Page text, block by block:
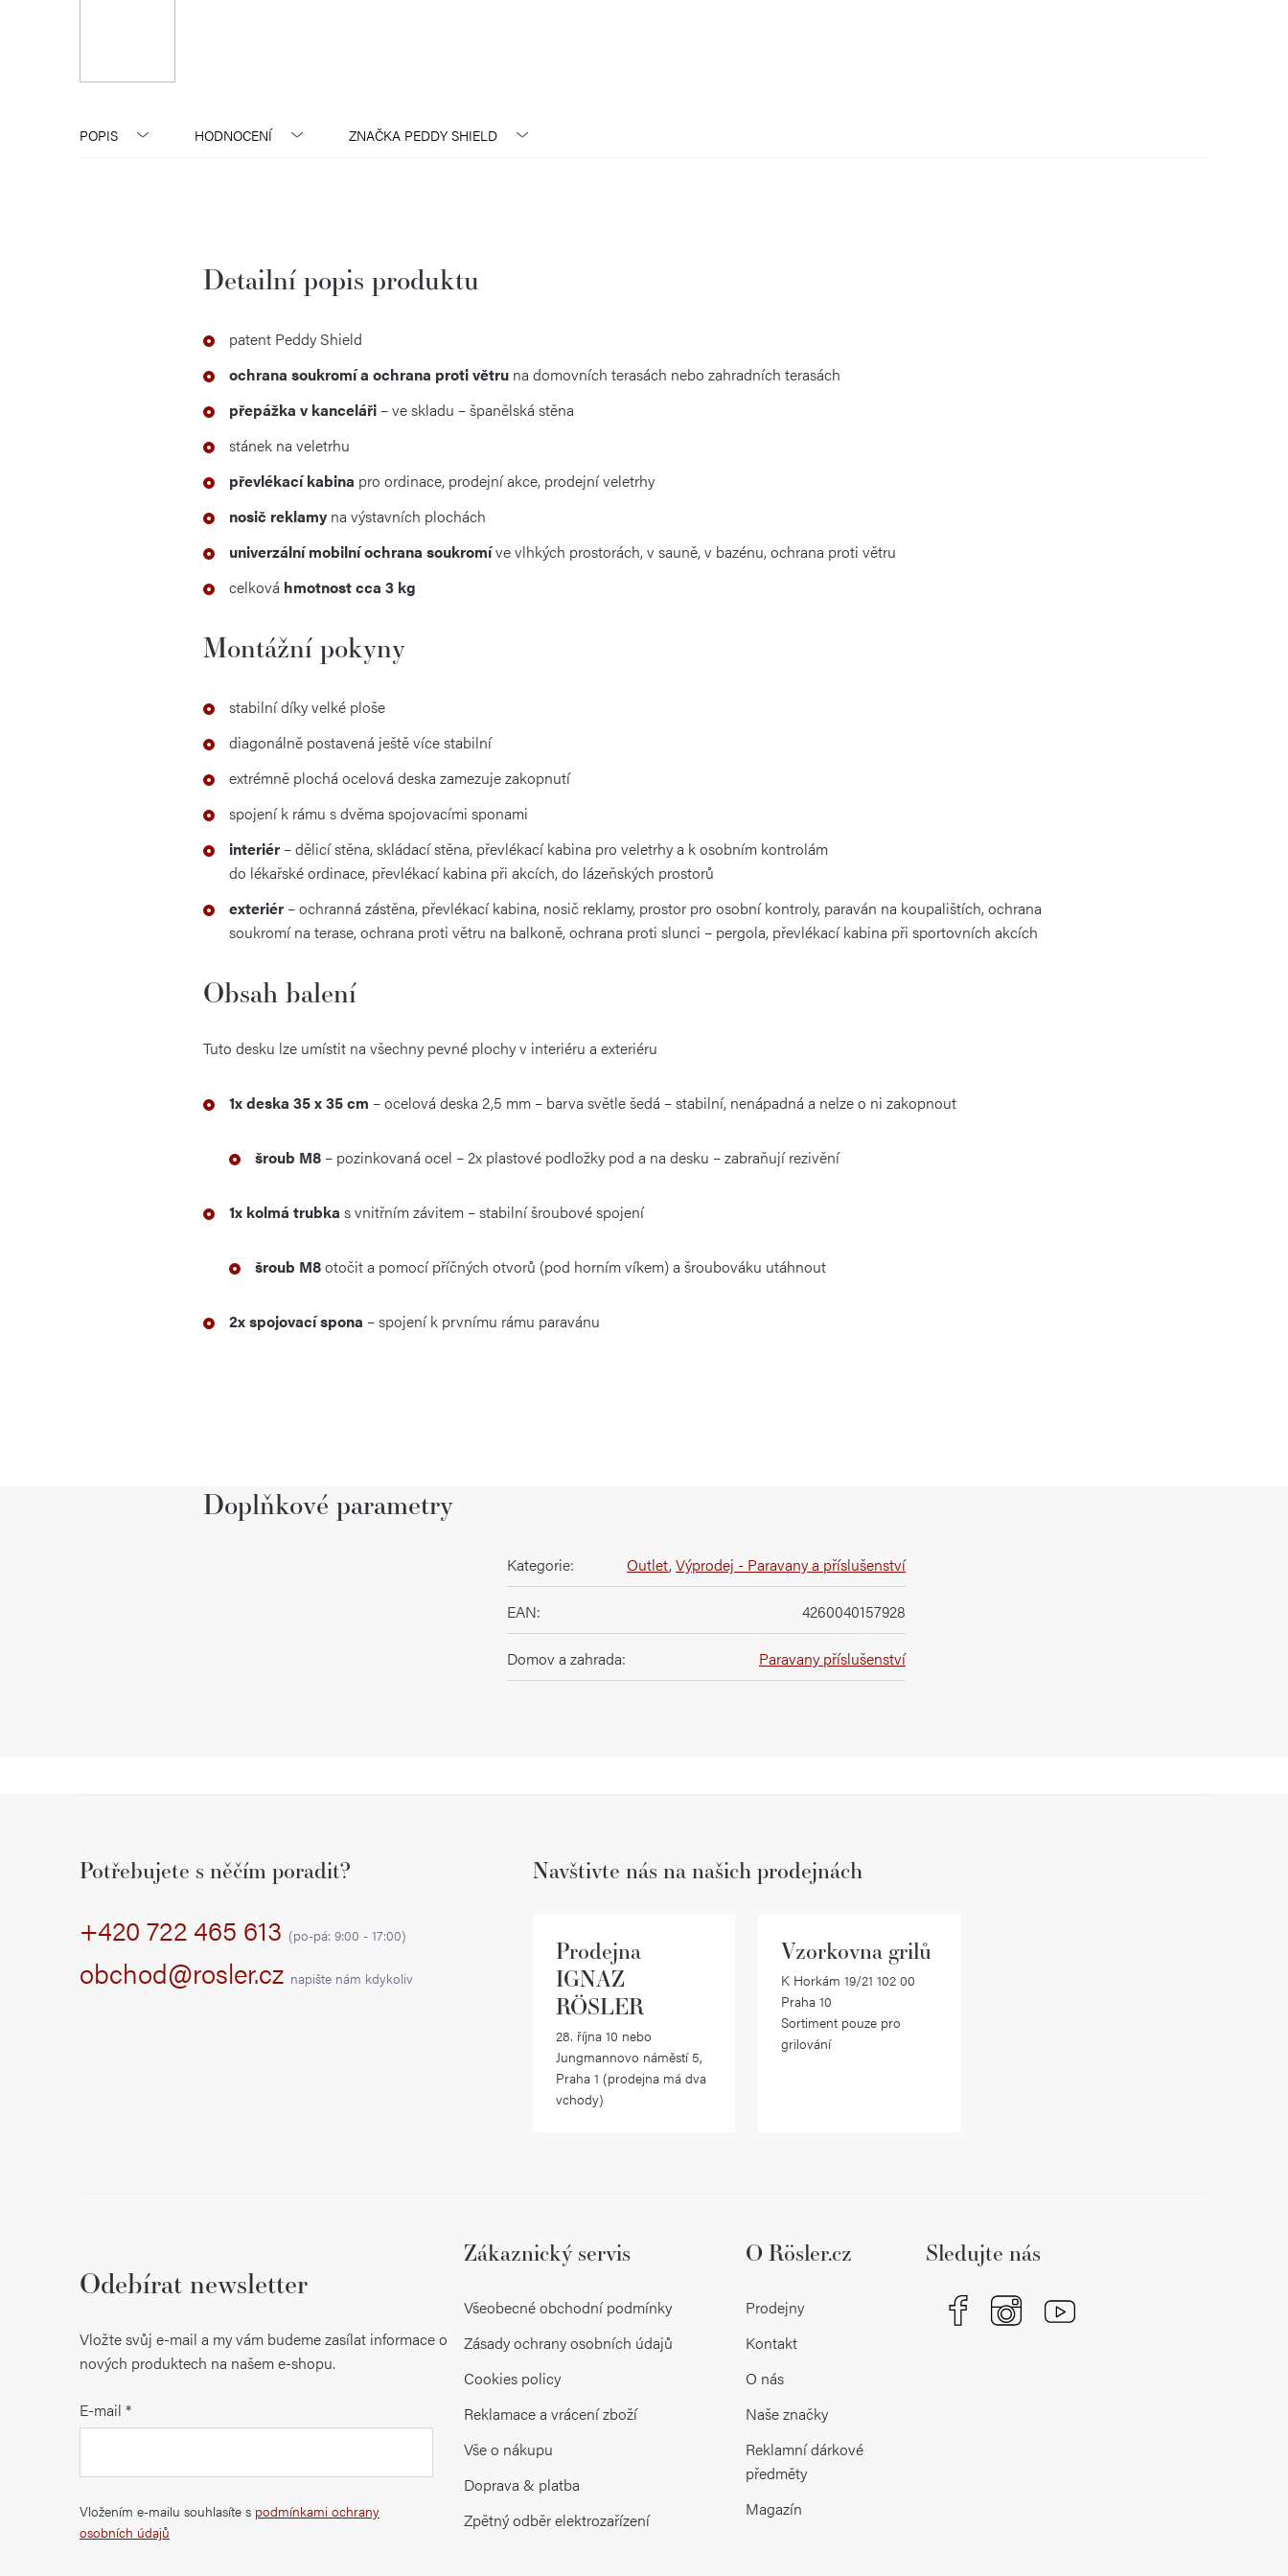
POPIS HODNOCENÍ ZNAČKA PEDDY SHIELD
Detailní popis produktu
patent Peddy Shield
ochrana soukromí a ochrana proti větru na domovních terasách nebo zahradních terasách
přepážka v kanceláři – ve skladu – španělská stěna
stánek na veletrhu
převlékací kabina pro ordinace, prodejní akce, prodejní veletrhy
nosič reklamy na výstavních plochách
univerzální mobilní ochrana soukromíve vlhkých prostorách, v sauně, v bazénu, ochrana proti větru
celková hmotnost cca 3 kg
Montážní pokyny
stabilní díky velké ploše
diagonálně postavená ještě více stabilní
extrémně plochá ocelová deska zamezuje zakopnutí
spojení k rámu s dvěma spojovacími sponami
interiér – dělicí stěna, skládací stěna, převlékací kabina pro veletrhy a k osobním kontrolám
do lékařské ordinace, převlékací kabina při akcích, do lázeňských prostorů
exteriér – ochranná zástěna, převlékací kabina, nosič reklamy, prostor pro osobní kontroly, paraván na koupalištích, ochrana
soukromí na terase, ochrana proti větru na balkoně, ochrana proti slunci – pergola, převlékací kabina při sportovních akcích
Obsah balení
Tuto desku lze umístit na všechny pevné plochy v interiéru a exteriéru
1x deska 35 x 35 cm – ocelová deska 2,5 mm – barva světle šedá – stabilní, nenápadná a nelze o ni zakopnout
šroub M8 – pozinkovaná ocel – 2x plastové podložky pod a na desku – zabraňují rezivění
1x kolmá trubka s vnitřním závitem – stabilní šroubové spojení
šroub M8otočit a pomocí příčných otvorů (pod horním víkem) a šroubováku utáhnout
2x spojovací spona – spojení k prvnímu rámu paravánu
Doplňkové parametry
Kategorie: Outlet,Výprodej - Paravany a příslušenství
EAN: 4260040157928
Domov a zahrada: Paravany příslušenství
Potřebujete s něčím poradit?
+420 722 465 613 (po-pá: 9:00 - 17:00)
obchod@rosler.cz napište nám kdykoliv
Navštivte nás na našich prodejnách
Prodejna
IGNAZ
RÖSLER
28. října 10 nebo
Jungmannovo náměstí 5,
Praha 1 (prodejna má dva
vchody)
Vzorkovna grilů
K Horkám 19/21 102 00
Praha 10
Sortiment pouze pro
grilování
Odebírat newsletter
Vložte svůj e-mail a my vám budeme zasílat informace o
nových produktech na našem e-shopu.
E-mail
Vložením e-mailu souhlasíte s podmínkami ochrany
osobních údajů
Zákaznický servis
Všeobecné obchodní podmínky
Zásady ochrany osobních údajů
Cookies policy
Reklamace a vrácení zboží
Vše o nákupu
Doprava & platba
Zpětný odběr elektrozařízení
O Rösler.cz
Prodejny
Kontakt
O nás
Naše značky
Reklamní dárkové
předměty
Magazín
Sledujte nás